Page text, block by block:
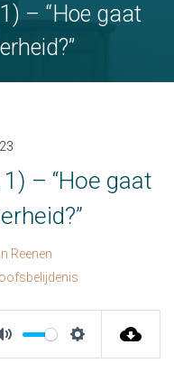
– “Hoe gaat
– “Hoe gaat
Reenen
Mute Settings